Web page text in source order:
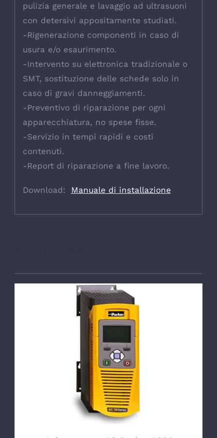
pulizia generale e lavaggio ad ultrasuoni
con detersivi appositamente studiati.
-Rigenerazione componenti in caso di
usura e/o esaurimento.
-Intervento su elettronica tradizionale o
SMT, sostituzione delle schede solo in
caso di gravi danneggiamenti.
-Preventivo di riparazione per ogni
apparecchiatura, no spese fisse.
-Servizio in tempi rapidi e costi
contenuti.
-Report di riparazione a fine lavoro.
Download: Manuale di installazione
DETTAGLI